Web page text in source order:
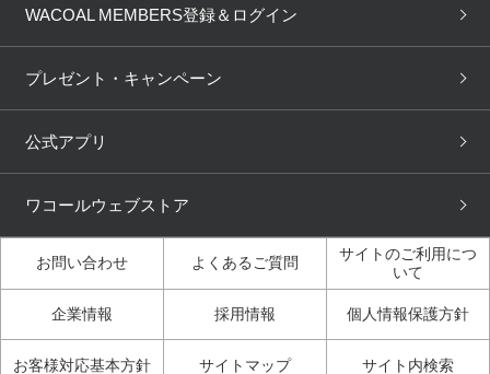
WACOAL Remamma Mens Innerwear
Licensed Brands
3Dボディスキャン
ニュース＆トピックス
ブラパン ワコールスタイル
大人の工場見学inベトナム
人間科学研究開発センター見
学
ガイド（マンガ）
3Dボディスキャン体験（マ
WACOAL MEMBERS登録＆ログイン
プレゼント・キャンペーン
公式アプリ
ワコールウェブストア
お問い合わせ よくあるご質問
サイトのご利用につ
いて
企業情報 採用情報 個人情報保護方針
お客様対応基本方針 サイトマップ サイト内検索